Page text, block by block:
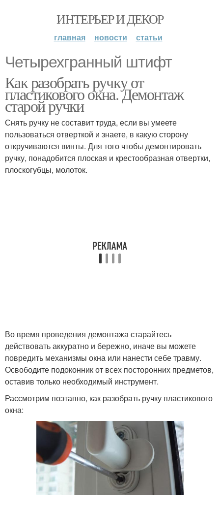
ИНТЕРЬЕР И ДЕКОР
главная новости статьи
Четырехгранный штифт
Как разобрать ручку от
пластикового окна. Демонтаж
старой ручки
Снять ручку не составит труда, если вы умеете
пользоваться отверткой и знаете, в какую сторону
откручиваются винты. Для того чтобы демонтировать
ручку, понадобится плоская и крестообразная отвертки,
плоскогубцы, молоток.
Во время проведения демонтажа старайтесь
действовать аккуратно и бережно, иначе вы можете
повредить механизмы окна или нанести себе травму.
Освободите подоконник от всех посторонних предметов,
оставив только необходимый инструмент.
Рассмотрим поэтапно, как разобрать ручку пластикового
окна: